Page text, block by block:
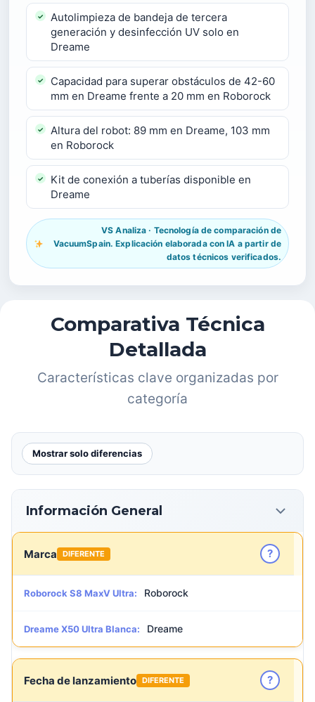
Autolimpieza de bandeja de tercera
generación y desinfección UV solo en
Dreame
Capacidad para superar obstáculos de 42-60
mm en Dreame frente a 20 mm en Roborock
Altura del robot: 89 mm en Dreame, 103 mm
en Roborock
Kit de conexión a tuberías disponible en
Dreame
VS Analiza · Tecnología de comparación de
VacuumSpain. Explicación elaborada con IA a partir de
datos técnicos verificados.
Comparativa Técnica
Detallada
Características clave organizadas por
categoría
Mostrar solo diferencias
Información General
Marca DIFERENTE ?
Roborock S8 MaxV Ultra: Roborock
Dreame X50 Ultra Blanca: Dreame
Fecha de lanzamiento DIFERENTE ?